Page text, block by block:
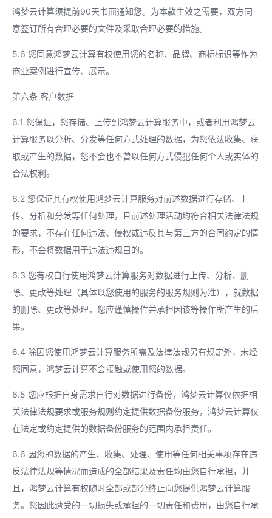
鸿梦云计算须提前90天书面通知您。为本款生效之需要，双方同
意签订所有合理必要的文件及采取合理必要的措施。
5.6 您同意鸿梦云计算有权使用您的名称、品牌、商标标识等作为
商业案例进行宣传、展示。
第六条 客户数据
6.1 您保证，您存储、上传到鸿梦云计算服务中，或者利用鸿梦云
计算服务以分析、分发等任何方式处理的数据，为您依法收集、获
取或产生的数据，您不会也不曾以任何方式侵犯任何个人或实体的
合法权利。
6.2 您保证其有权使用鸿梦云计算服务对前述数据进行存储、上
传、分析和分发等任何处理，且前述处理活动均符合相关法律法规
的要求，不存在任何违法、侵权或违反其与第三方的合同约定的情
形，不会将数据用于违法违规目的。
6.3 您有权自行使用鸿梦云计算服务对数据进行上传、分析、删
除、更改等处理（具体以您使用的服务的服务规则为准），就数据
的删除、更改等处理，您应谨慎操作并承担因该等操作所产生的后
果。
6.4 除因您使用鸿梦云计算服务所需及法律法规另有规定外，未经
您同意，鸿梦云计算不会接触或使用您的数据。
6.5 您应根据自身需求自行对数据进行备份，鸿梦云计算仅依据相
关法律法规要求或服务规则约定提供数据备份服务，鸿梦云计算仅
在法定或约定提供的数据备份服务的范围内承担责任。
6.6 因您的数据的产生、收集、处理、使用等任何相关事项存在违
反法律法规等情况而造成的全部结果及责任均由您自行承担，并
且，鸿梦云计算有权随时全部或部分终止向您提供鸿梦云计算服
务。您因此遭受的一切损失或承担的一切责任和费用，由您自行承